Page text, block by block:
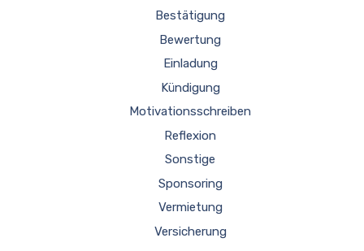
Bestätigung
Bewertung
Einladung
Kündigung
Motivationsschreiben
Reflexion
Sonstige
Sponsoring
Vermietung
Versicherung